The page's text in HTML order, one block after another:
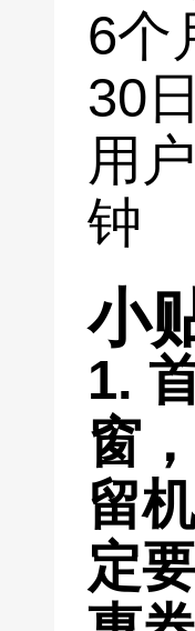
6个
30
用
钟
小
1.
窗
留
定